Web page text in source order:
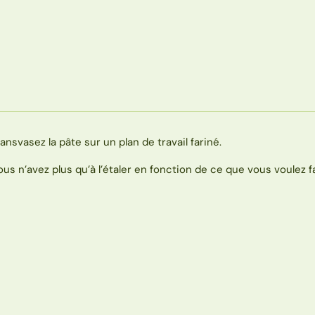
la pâte sur un plan de travail fariné.
n’avez plus qu’à l’étaler en fonction de ce que vous voulez